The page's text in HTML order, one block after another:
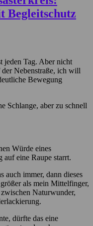
jeden Tag. Aber nicht
Nebenstraße, ich will
Bewegung
Schlange, aber zu schnell
Würde eines
auf eine Raupe starrt.
auch immer, dann dieses
als mein Mittelfinger,
Naturwunder,
dürfte das eine